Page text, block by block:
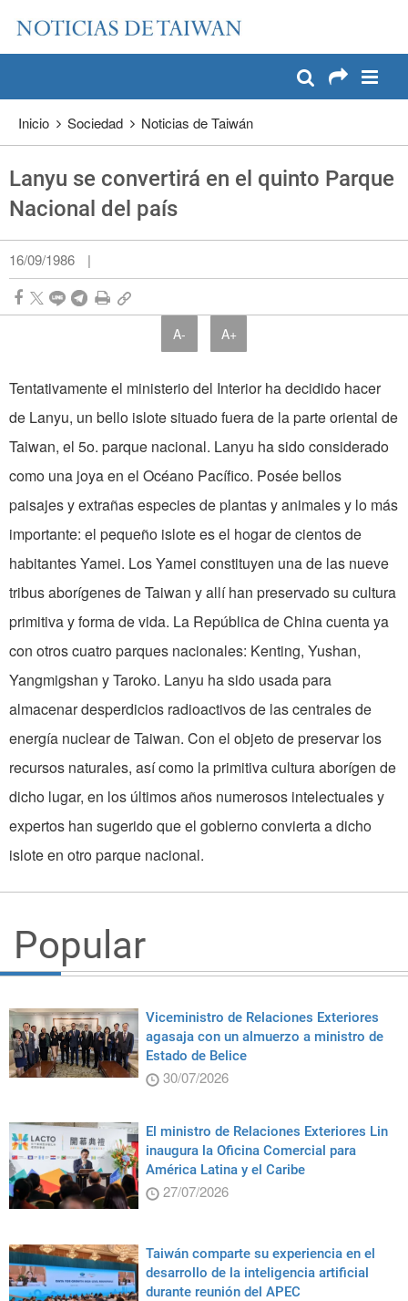
Pase a contenido principal
Inicio Sociedad Noticias de Taiwán
Lanyu se convertirá en el quinto Parque
Nacional del país
16/09/1986 |
A- A+
Tentativamente el ministerio del Interior ha decidido hacer
de Lanyu, un bello islote situado fuera de la parte oriental de
Taiwan, el 5o. parque nacional. Lanyu ha sido considerado
como una joya en el Océano Pacífico. Posée bellos
paisajes y extrañas especies de plantas y animales y lo más
importante: el pequeño islote es el hogar de cientos de
habitantes Yamei. Los Yamei constituyen una de las nueve
tribus aborígenes de Taiwan y allí han preservado su cultura
primitiva y forma de vida. La República de China cuenta ya
con otros cuatro parques nacionales: Kenting, Yushan,
Yangmigshan y Taroko. Lanyu ha sido usada para
almacenar desperdicios radioactivos de las centrales de
energía nuclear de Taiwan. Con el objeto de preservar los
recursos naturales, así como la primitiva cultura aborígen de
dicho lugar, en los últimos años numerosos intelectuales y
expertos han sugerido que el gobierno convierta a dicho
islote en otro parque nacional.
Popular
Viceministro de Relaciones Exteriores
agasaja con un almuerzo a ministro de
Estado de Belice
30/07/2026
El ministro de Relaciones Exteriores Lin
inaugura la Oficina Comercial para
América Latina y el Caribe
27/07/2026
Taiwán comparte su experiencia en el
desarrollo de la inteligencia artificial
durante reunión del APEC